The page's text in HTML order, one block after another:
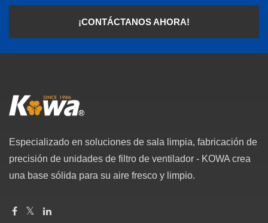
¡CONTÁCTANOS AHORA!
Especializado en soluciones de sala limpia, fabricación de
precisión de unidades de filtro de ventilador - KOWA crea
una base sólida para su aire fresco y limpio.